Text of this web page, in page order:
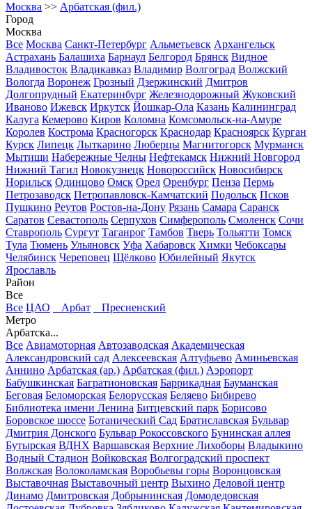
Москва >> Арбатская (фил.)
Город
Москва
Все Москва Санкт-Петербург Альметьевск Архангельск
Астрахань Балашиха Барнаул Белгород Брянск Видное
Владивосток Владикавказ Владимир Волгоград Волжский
Вологда Воронеж Грозный Дзержинский Дмитров
Долгопрудный Екатеринбург Железнодорожный Жуковский
Иваново Ижевск Иркутск Йошкар-Ола Казань Калининград
Калуга Кемерово Киров Коломна Комсомольск-на-Амуре
Королев Кострома Красногорск Краснодар Красноярск Курган
Курск Липецк Лыткарино Люберцы Магнитогорск Мурманск
Мытищи Набережные Челны Нефтекамск Нижний Новгород
Нижний Тагил Новокузнецк Новороссийск Новосибирск
Норильск Одинцово Омск Орел Оренбург Пенза Пермь
Петрозаводск Петропавловск-Камчатский Подольск Псков
Пушкино Реутов Ростов-на-Дону Рязань Самара Саранск
Саратов Севастополь Серпухов Симферополь Смоленск Сочи
Ставрополь Сургут Таганрог Тамбов Тверь Тольятти Томск
Тула Тюмень Ульяновск Уфа Хабаровск Химки Чебоксары
Челябинск Череповец Щёлково Юбилейный Якутск
Ярославль
Район
Все
Все ЦАО Арбат
Пресненский
Метро
Арбатска...
Все Авиамоторная Автозаводская Академическая
Александровский сад Алексеевская Алтуфьево Аминьевская
Аннино Арбатская (ар.) Арбатская (фил.) Аэропорт
Бабушкинская Багратионовская Баррикадная Бауманская
Беговая Беломорская Белорусская Беляево Бибирево
Библиотека имени Ленина Битцевский парк Борисово
Боровское шоссе Ботанический Сад Братиславская Бульвар
Дмитрия Донского Бульвар Рокоссовского Бунинская аллея
Бутырская ВДНХ Варшавская Верхние Лихоборы Владыкино
Водный Стадион Войковская Волгоградский проспект
Волжская Волоколамская Воробьевы горы Воронцовская
Выставочная Выставочный центр Выхино Деловой центр
Динамо Дмитровская Добрынинская Домодедовская